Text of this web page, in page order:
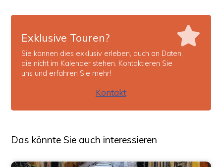
Exklusive Touren?
Sie können dies exklusiv erleben, auch an Daten,
die nicht im Kalender stehen. Kontaktieren Sie
uns und erfahren Sie mehr!
Kontakt
Das könnte Sie auch interessieren